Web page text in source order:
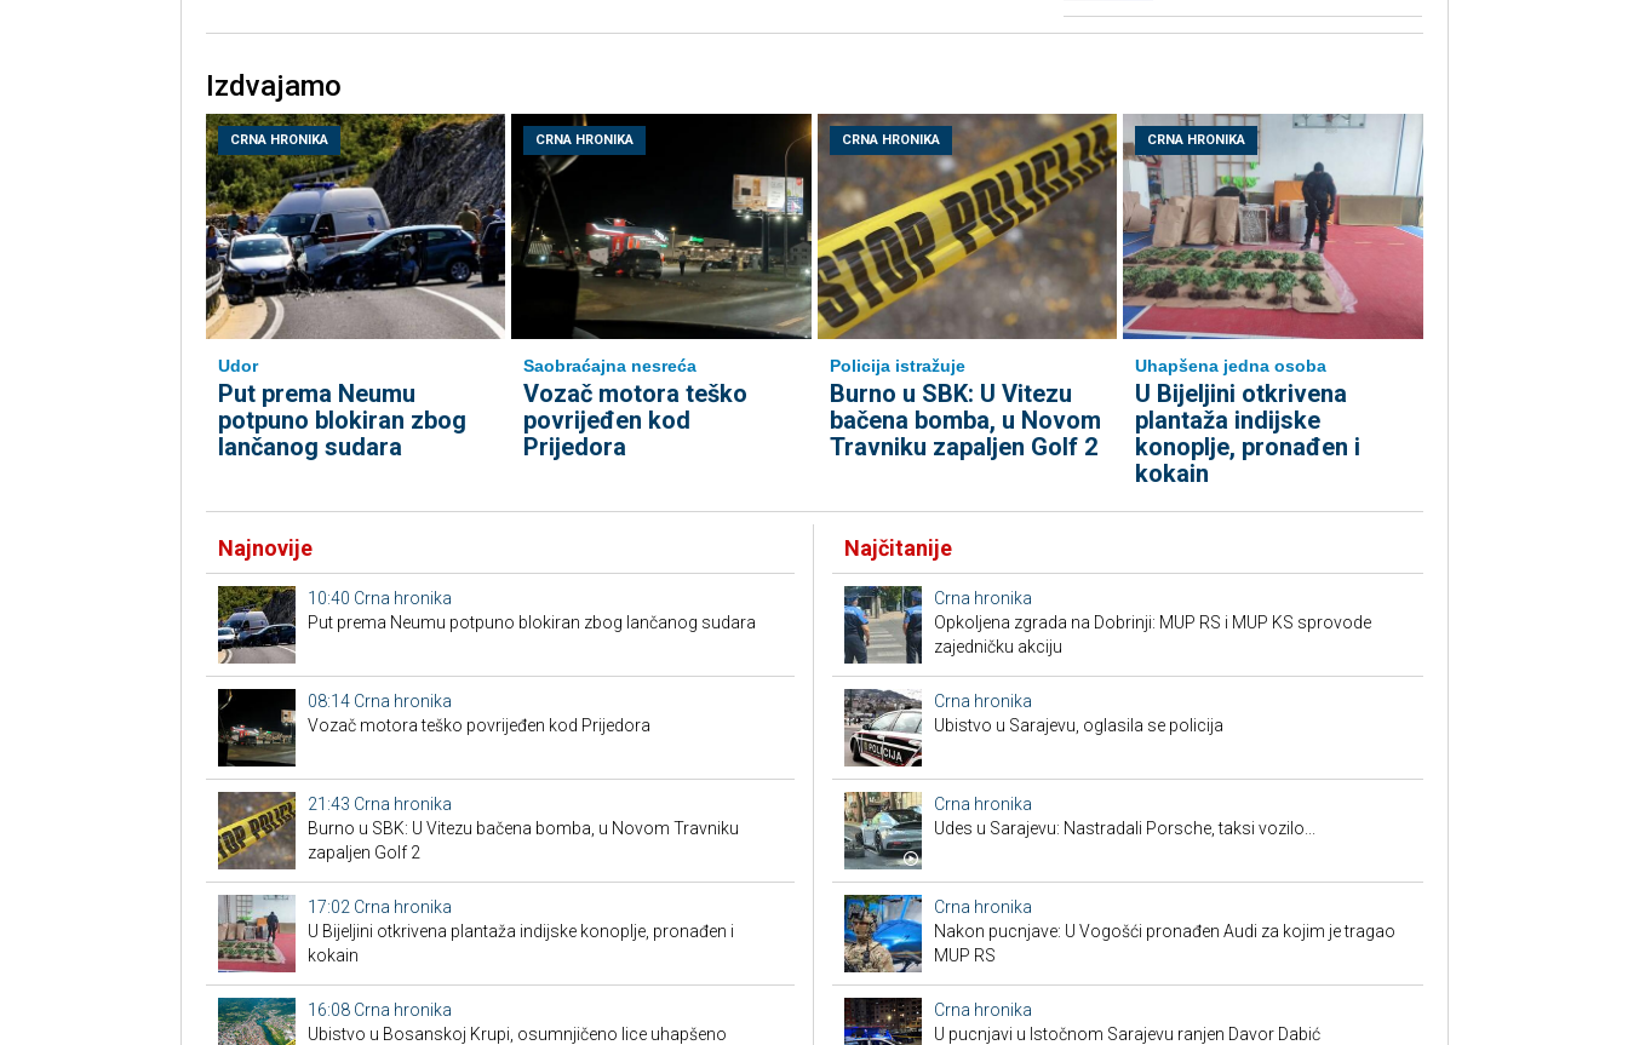
Izdvajamo
CRNA HRONIKA
Udor
Put prema Neumu
potpuno blokiran zbog
lančanog sudara
CRNA HRONIKA
Saobraćajna nesreća
Vozač motora teško
povrijeđen kod
Prijedora
CRNA HRONIKA
Policija istražuje
Burno u SBK: U Vitezu
bačena bomba, u Novom
Travniku zapaljen Golf 2
CRNA HRONIKA
Uhapšena jedna osoba
​U Bijeljini otkrivena
plantaža indijske
konoplje, pronađen i
kokain
Najnovije
10:40 Crna hronika
Put prema Neumu potpuno blokiran zbog lančanog sudara
08:14 Crna hronika
Vozač motora teško povrijeđen kod Prijedora
21:43 Crna hronika
Burno u SBK: U Vitezu bačena bomba, u Novom Travniku
zapaljen Golf 2
17:02 Crna hronika
​U Bijeljini otkrivena plantaža indijske konoplje, pronađen i
kokain
16:08 Crna hronika
Ubistvo u Bosanskoj Krupi, osumnjičeno lice uhapšeno
Najčitanije
Crna hronika
Opkoljena zgrada na Dobrinji: MUP RS i MUP KS sprovode
zajedničku akciju
Crna hronika
Ubistvo u Sarajevu, oglasila se policija
Crna hronika
Udes u Sarajevu: Nastradali Porsche, taksi vozilo...
Crna hronika
Nakon pucnjave: U Vogošći pronađen Audi za kojim je tragao
MUP RS
Crna hronika
U pucnjavi u Istočnom Sarajevu ranjen Davor Dabić